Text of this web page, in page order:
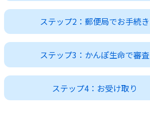
お手続き一覧
きっかけ・できごとから探す
終身保険
養老保険
定期保険
学資保険
長寿支援保険
お見積りシミュレーション
法人のお客さま向け商品一覧
目的から探す
お役立ち情報
法人向け資料請求
かんぽのLifeサポートナビ
かんぽ生命について
かんぽ生命について
よくあるご質問
ステップ2：郵便局でお手続き
ステップ3：かんぽ生命で審査
ステップ4：お受け取り